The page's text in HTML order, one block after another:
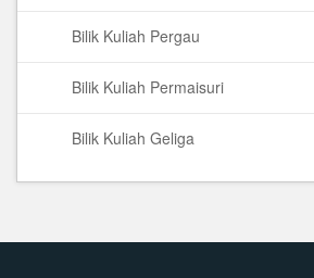
Bilik Kuliah Pergau
Bilik Kuliah Permaisuri
Bilik Kuliah Geliga